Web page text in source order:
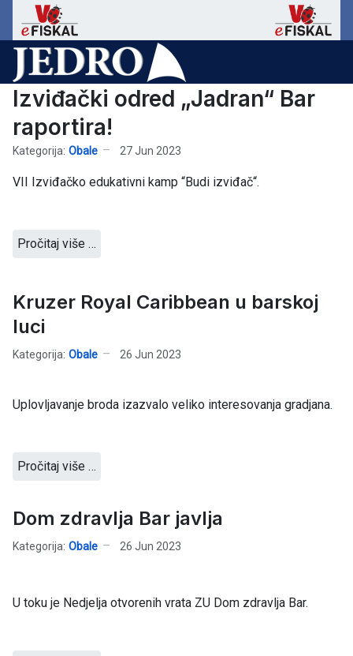
Izviđački odred „Jadran“ Bar
raportira!
Kategorija: Obale 27 Jun 2023
VII Izviđačko edukativni kamp “Budi izviđač“.
Pročitaj više …
Kruzer Royal Caribbean u barskoj
luci
Kategorija: Obale 26 Jun 2023
Uplovljavanje broda izazvalo veliko interesovanja gradjana.
Pročitaj više …
Dom zdravlja Bar javlja
Kategorija: Obale 26 Jun 2023
U toku je Nedjelja otvorenih vrata ZU Dom zdravlja Bar.